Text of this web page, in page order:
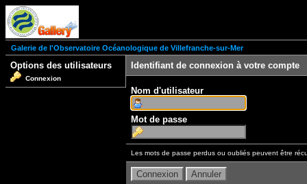
Galerie de l'Observatoire Océanologique de Villefranche-sur-Mer
Options des utilisateurs
Connexion
Identifiant de connexion à votre compte
Nom d'utilisateur
Mot de passe
Les mots de passe perdus ou oubliés peuvent être